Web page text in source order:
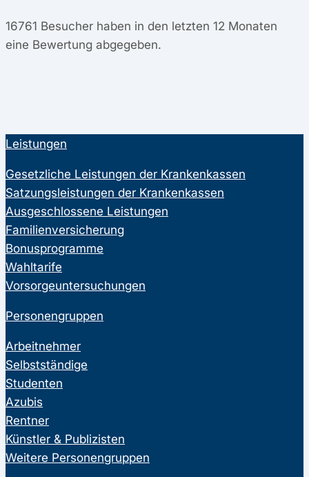
16761 Besucher haben in den letzten 12 Monaten
eine Bewertung abgegeben.
Leistungen
Gesetzliche Leistungen der Krankenkassen
Satzungsleistungen der Krankenkassen
Ausgeschlossene Leistungen
Familienversicherung
Bonusprogramme
Wahltarife
Vorsorgeuntersuchungen
Personengruppen
Arbeitnehmer
Selbstständige
Studenten
Azubis
Rentner
Künstler & Publizisten
Weitere Personengruppen